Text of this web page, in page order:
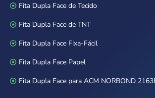
Fita Dupla Face de Tecido
Fita Dupla Face de TNT
Fita Dupla Face Fixa-Fácil
Fita Dupla Face Papel
Fita Dupla Face para ACM NORBOND